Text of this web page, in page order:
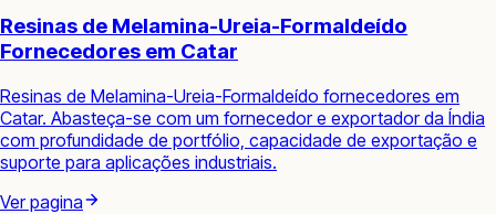
Resinas de Melamina-Ureia-Formaldeído
Fornecedores em Catar
Resinas de Melamina-Ureia-Formaldeído fornecedores em
Catar. Abasteça-se com um fornecedor e exportador da Índia
com profundidade de portfólio, capacidade de exportação e
suporte para aplicações industriais.
Ver pagina